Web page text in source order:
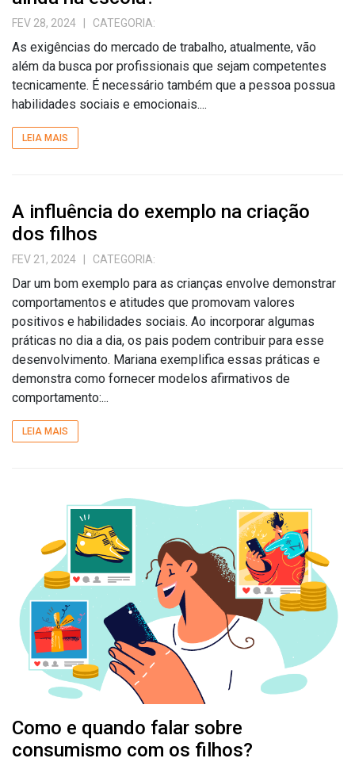
FEV 28, 2024 | CATEGORIA:
As exigências do mercado de trabalho, atualmente, vão
além da busca por profissionais que sejam competentes
tecnicamente. É necessário também que a pessoa possua
habilidades sociais e emocionais....
LEIA MAIS
A influência do exemplo na criação
dos filhos
FEV 21, 2024 | CATEGORIA:
Dar um bom exemplo para as crianças envolve demonstrar
comportamentos e atitudes que promovam valores
positivos e habilidades sociais. Ao incorporar algumas
práticas no dia a dia, os pais podem contribuir para esse
desenvolvimento. Mariana exemplifica essas práticas e
demonstra como fornecer modelos afirmativos de
comportamento:...
LEIA MAIS
Como e quando falar sobre
consumismo com os filhos?